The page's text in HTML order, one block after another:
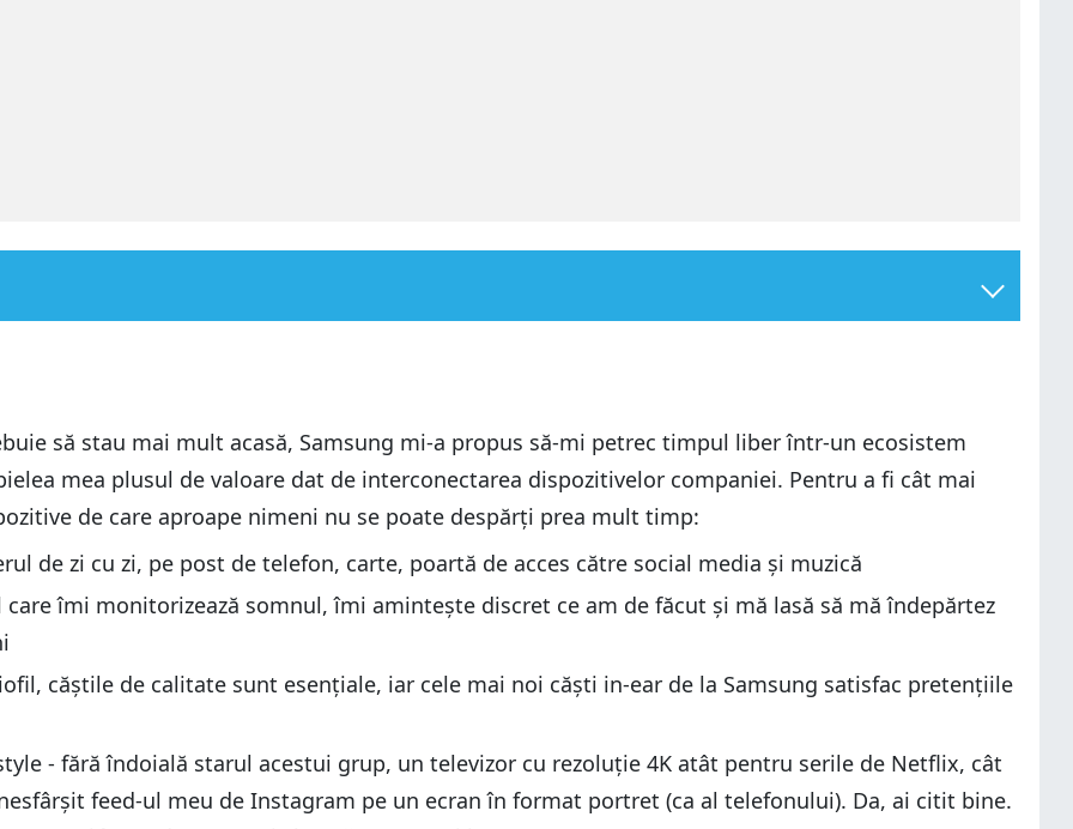
Samsung
să stau mai mult acasă, Samsung mi-a propus să-mi petrec timpul liber într-un ecosistem
mea plusul de valoare dat de interconectarea dispozitivelor companiei. Pentru a fi cât mai
de care aproape nimeni nu se poate despărți prea mult timp:
de zi cu zi, pe post de telefon, carte, poartă de acces către social media și muzică
îmi monitorizează somnul, îmi amintește discret ce am de făcut și mă lasă să mă îndepărtez
căștile de calitate sunt esențiale, iar cele mai noi căști in-ear de la Samsung satisfac pretențiile
- fără îndoială starul acestui grup, un televizor cu rezoluție 4K atât pentru serile de Netflix, cât
feed-ul meu de Instagram pe un ecran în format portret (ca al telefonului). Da, ai citit bine.